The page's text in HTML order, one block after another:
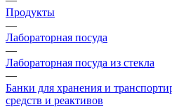
Продукты
—
Лабораторная посуда
—
Лабораторная посуда из стекла
—
Банки для хранения и
средств и реактивов